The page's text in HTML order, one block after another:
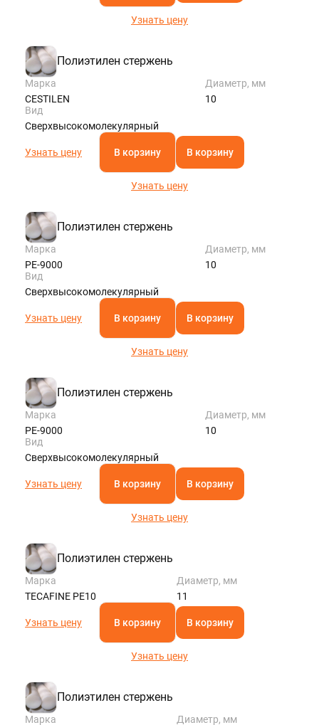
Узнать цену
Полиэтилен стержень
Марка
CESTILEN
Диаметр, мм
10
Вид
Сверхвысокомолекулярный
Узнать цену В корзину В корзину
Узнать цену
Полиэтилен стержень
Марка
РЕ-9000
Диаметр, мм
10
Вид
Сверхвысокомолекулярный
Узнать цену В корзину В корзину
Узнать цену
Полиэтилен стержень
Марка
РЕ-9000
Диаметр, мм
10
Вид
Сверхвысокомолекулярный
Узнать цену В корзину В корзину
Узнать цену
Полиэтилен стержень
Марка
TECAFINE PE10
Диаметр, мм
11
Узнать цену В корзину В корзину
Узнать цену
Полиэтилен стержень
Марка Диаметр, мм